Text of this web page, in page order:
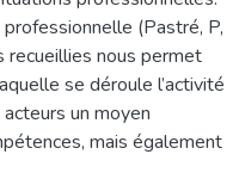
(Pastré, P,
nous permet
se déroule l’activité
un moyen
mais également